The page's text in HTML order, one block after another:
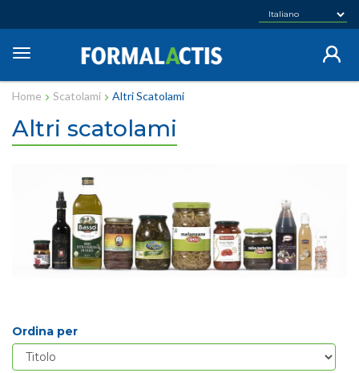
principale
Home Scatolami Altri Scatolami
Altri scatolami
Ordina per